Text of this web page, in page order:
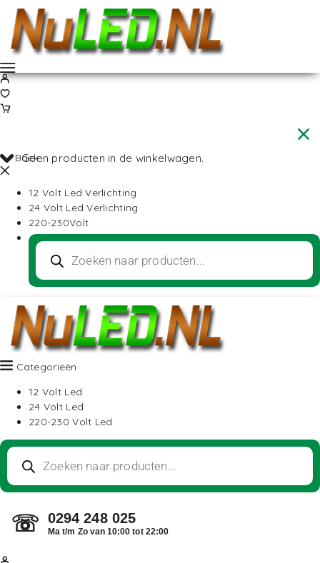
Geen producten in de winkelwagen.
Back
12 Volt Led Verlichting
24 Volt Led Verlichting
220-230Volt
Categorieën
12 Volt Led
24 Volt Led
220-230 Volt Led
☏ 0294 248 025
Ma t/m Zo van 10:00 tot 22:00